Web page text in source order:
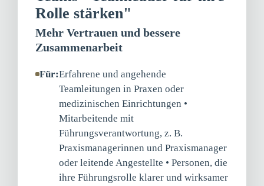
Rolle stärken"
Mehr Vertrauen und bessere
Zusammenarbeit
Für:Erfahrene und angehende
Teamleitungen in Praxen oder
medizinischen Einrichtungen •
Mitarbeitende mit
Führungsverantwortung, z. B.
Praxismanagerinnen und Praxismanager
oder leitende Angestellte • Personen, die
ihre Führungsrolle klarer und wirksamer